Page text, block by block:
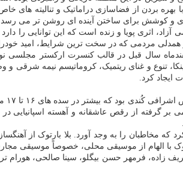
بهره بردن از فضاسازی دراماتیک و تنالیته
و کوشش برای ساختن آینده ای روشن تر می رسد.
اثری پویا و زنده است که این توانایی را
مردمی که در سخت ترین شرایط، امید خودرا
سال قبل در قالب کنسرت ارکستر مجلسی
تنوع و غنای ریتمیک، کروماتیسم نیمه
ایجاد کرد.
بر گرفته از رقص عاشقانه و آهسته
که مخاطبان را به وجد آورد. بلا بارتوک از
الهام از موسیقی محلی، خصوصاً موسیقی
زاده، فرمهر حسن بیگلو، سینا صالحی، هورام